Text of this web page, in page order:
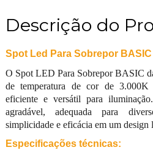
Descrição do
Spot Led Para Sobrepor BASIC
O Spot LED Para Sobrepor BASIC
de temperatura de cor de
eficiente e versátil para
agradável, adequada para
simplicidade e eficácia em um design
Especificações técnicas: